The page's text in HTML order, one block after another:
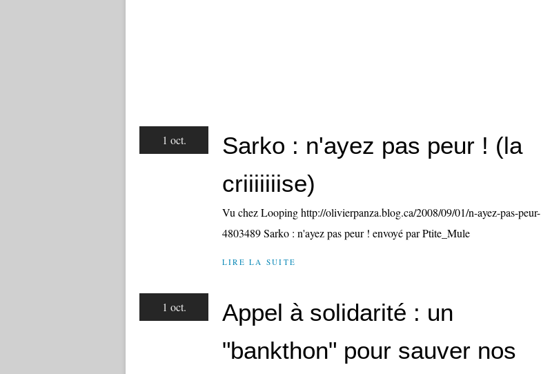
1 oct.
Sarko : n'ayez pas peur ! (la
criiiiiiise)
Vu chez Looping http://olivierpanza.blog.ca/2008/09/01/n-ayez-pas-peur-
4803489 Sarko : n'ayez pas peur ! envoyé par Ptite_Mule
LIRE LA SUITE
1 oct.
Appel à solidarité : un
"bankthon" pour sauver nos